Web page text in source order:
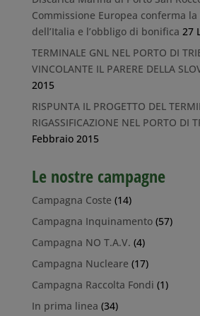
Commissione Europea conferma
dell’Italia e l’obbligo di bonifica 27
TERMINALE GNL NEL PORTO DI
VINCOLANTE IL PARERE DELLA
2015
RISPUNTA IL PROGETTO DEL
RIGASSIFICAZIONE NEL PORTO DI
Febbraio 2015
Le nostre campagne
Campagna Coste (14)
Campagna Inquinamento(57)
Campagna NO T.A.V. (4)
Campagna Nucleare (17)
Campagna Raccolta Fondi (1)
In prima linea (34)